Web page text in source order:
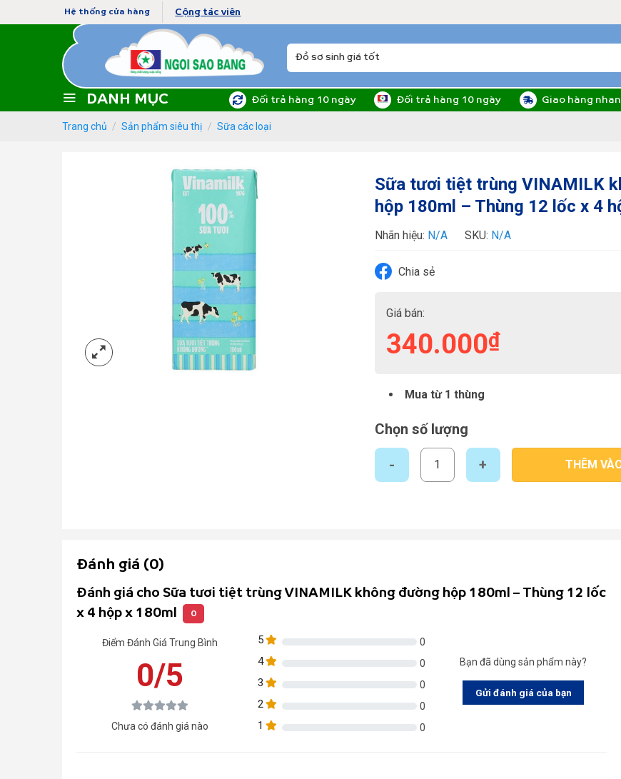
to
Hệ thống cửa hàng Cộng tác viên
Tìm
DANH MỤC Đối trả hàng 10 ngày Đối trả hàng 10 ngày Giao hàng
Trang chủ / Sản phẩm siêu thị / Sữa các loại
Sữa tươi tiệt trùng VINAMILK
hộp 180ml – Thùng 12 lốc x 4
Nhãn hiệu: N/A SKU: N/A
Chia sẻ
Giá bán:
340.000₫
Mua từ 1 thùng
Chọn số lượng
Sữa tươi tiệt trùng VINAMILK không đường hộp
THÊM
Đánh giá (0)
Đánh giá cho Sữa tươi tiệt trùng VINAMILK không đường hộp 180ml – Thùng 12 lốc
x 4 hộp x 180ml
0
Điểm Đánh Giá Trung Bình
0/5
Chưa có đánh giá nào
5 0
4 0
3 0
2 0
1 0
Bạn đã dùng sản phẩm này?
Gửi đánh giá của bạn